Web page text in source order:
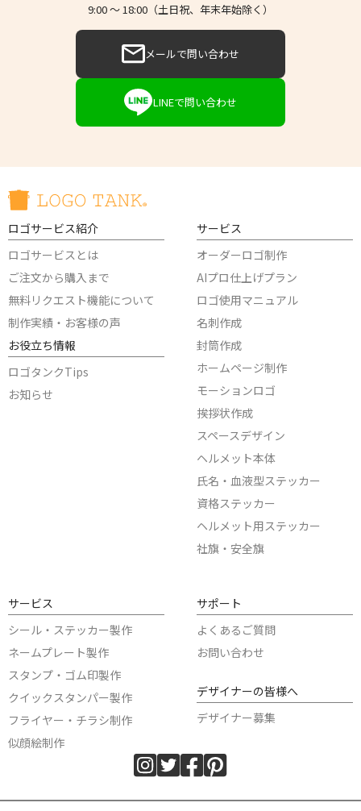
9:00 〜 18:00（土日祝、年末年始除く）
メールで問い合わせ
LINEで問い合わせ
ロゴサービス紹介
ロゴサービスとは
ご注文から購入まで
無料リクエスト機能について
制作実績・お客様の声
お役立ち情報
ロゴタンクTips
お知らせ
サービス
オーダーロゴ制作
AIプロ仕上げプラン
ロゴ使用マニュアル
名刺作成
封筒作成
ホームページ制作
モーションロゴ
挨拶状作成
スペースデザイン
ヘルメット本体
氏名・血液型ステッカー
資格ステッカー
ヘルメット用ステッカー
社旗・安全旗
サービス
シール・ステッカー製作
ネームプレート製作
スタンプ・ゴム印製作
クイックスタンパー製作
フライヤー・チラシ制作
似顔絵制作
サポート
よくあるご質問
お問い合わせ
デザイナーの皆様へ
デザイナー募集